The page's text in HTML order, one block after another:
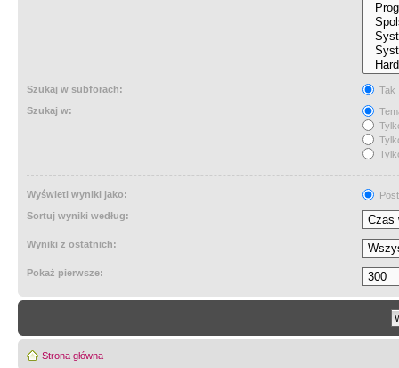
Szukaj w subforach:
Tak
Szukaj w:
Wyświetl wyniki jako:
Sortuj wyniki według:
Wyniki z ostatnich:
Pokaż pierwsze:
Strona główna